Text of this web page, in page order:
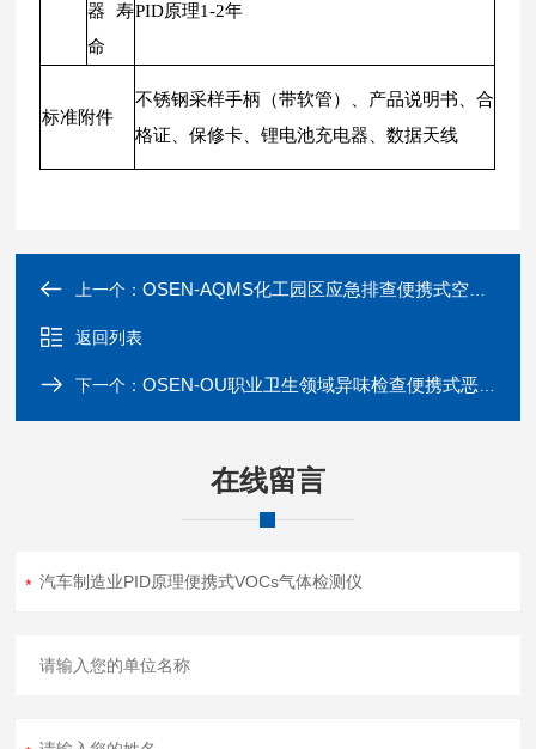
器寿
命
PID原理1-2年
标准附件
不锈钢采样手柄（带软管）、产品说明书、合
格证、保修卡、锂电池充电器、数据天线
上一个：OSEN-AQMS化工园区应急排查便携式空气多参数监测仪
返回列表
下一个：OSEN-OU职业卫生领域异味检查便携式恶臭浓度监测仪
在线留言